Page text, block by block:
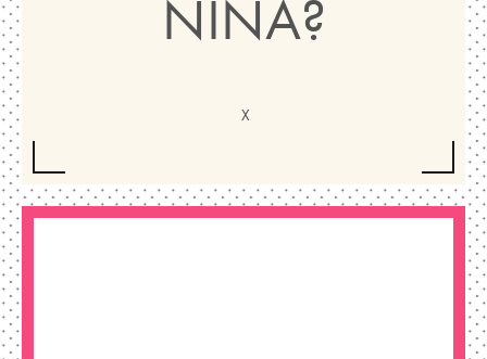
NINA?